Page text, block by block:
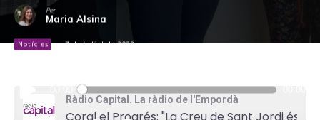
Per
Maria Alsina
Notícies 7 de juliol de 2023
Ràdio Capital. La ràdio de l'Empordà